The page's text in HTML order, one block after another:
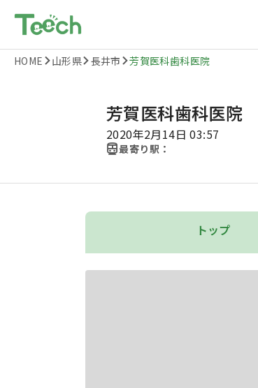
HOME 山形県 長井市 芳賀医科歯科医院
芳賀医科歯科医院
2020年2月14日 03:57
最寄り駅：
トップ